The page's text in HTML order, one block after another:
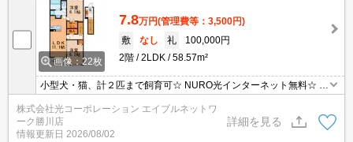
画像：22枚
7.8万円(管理費等：3,500円)
敷
なし 礼
100,000円
2階
2LDK 58.57m²
小型犬・猫、計２匹まで飼育可☆ NURO光インターネット無料☆ ご
家族を近くに感じることが出来る人気のカウンターキッチン♪
株式会社光コーポレーション エイブルネットワ
ーク勝川店
情報更新日 2026/08/02
詳細を見る